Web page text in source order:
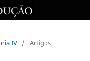
IV / Artigos